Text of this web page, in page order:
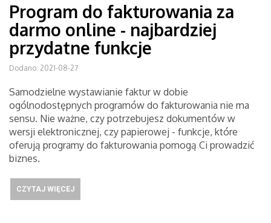
Program do fakturowania za
darmo online - najbardziej
przydatne funkcje
Dodano: 2021-08-27
Samodzielne wystawianie faktur w dobie
ogólnodostępnych programów do fakturowania nie ma
sensu. Nie ważne, czy potrzebujesz dokumentów w
wersji elektronicznej, czy papierowej - funkcje, które
oferują programy do fakturowania pomogą Ci prowadzić
biznes.
CZYTAJ WIĘCEJ